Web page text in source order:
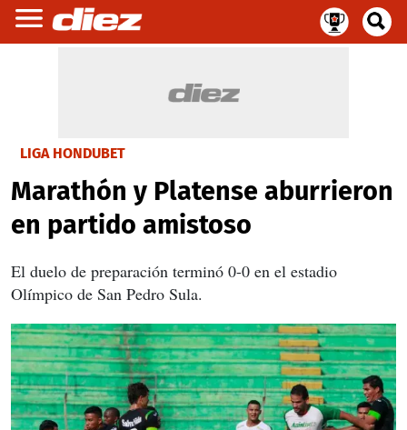
LIGA HONDUBET
Marathón y Platense aburrieron
en partido amistoso
El duelo de preparación terminó 0-0 en el estadio
Olímpico de San Pedro Sula.